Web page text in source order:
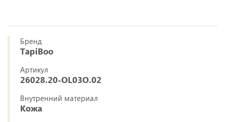
Бренд
TapiBoo
Артикул
26028.20-OL03O.02
Внутренний материал
Кожа